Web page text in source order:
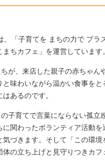
、「子育てを まちの力で プラ
ちカフェ」を運営しています
が、来店した親子の赤ちゃん
味わいながら温かい食事を
あるのです。
子育てで言葉にならない孤立
関わったボランティア活動
づきます。そして「この環境
の立ち上げと見守りつきカフ